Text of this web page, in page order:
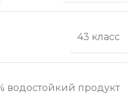
43 класс
водостойкий продукт